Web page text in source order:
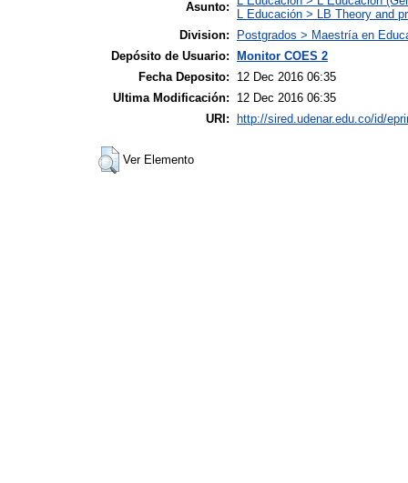
Asunto:
L Educación > LB Theory and
Division:
Postgrados > Maestría en
Depósito de Usuario: Monitor COES 2
Fecha Deposito:
12 Dec 2016 06:35
Ultima Modificación:
12 Dec 2016 06:35
URI: http://sired.udenar.edu.co/id/
Ver Elemento